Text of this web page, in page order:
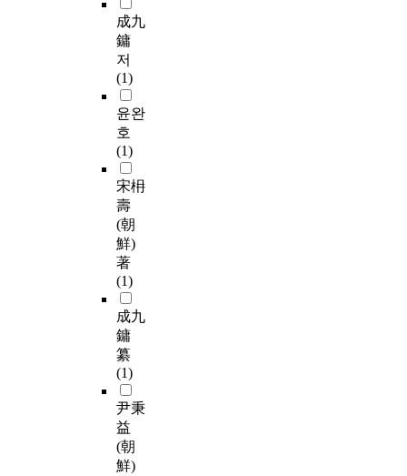
成九
鏞
저
(1)
윤완
호
(1)
宋枏
壽
(朝
鮮)
著
(1)
成九
鏞
纂
(1)
尹秉
益
(朝
鮮)